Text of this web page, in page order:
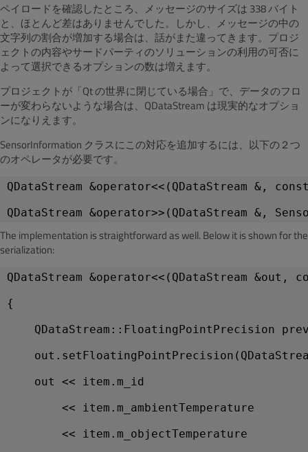
ペイロードを確認したところ、メッセージのサイズは 338 バイト
と、ほとんど差はありませんでした。しかし、メッセージの中の
文字列の割合が増加する場合は、話がまた違ってきます。プロジ
ェクトの内容やサードパーティのソリューションの利用の可否に
よって選択できるオプションの数は増えます。
プロジェクトが「Qt の世界に閉じている場合」で、データのフロ
ーが変わらないような場合は、QDataStream は現実的なオプショ
ンになりえます。
SensorInformation クラスにこの対応を追加するには、以下の２つ
のオペレータが必要です。
QDataStream &operator<<(QDataStream &,
The implementation is straightforward as well. Below it is shown for the
serialization:
QDataStream &operator<<(QDataStream
{
QDataStream::FloatingPointPrecision
out << item.m_id
<< item.m_ambientTemperature
<< item.m_objectTemperature